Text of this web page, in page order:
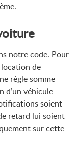
notre code. Pour
location de
règle somme
d’un véhicule
soient
retard lui soient
sur cette